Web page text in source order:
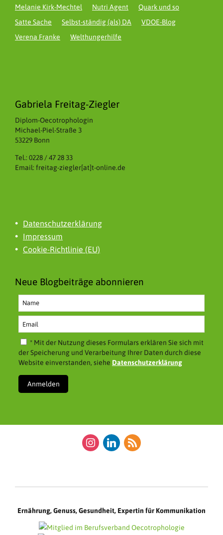
Melanie Kirk-Mechtel
Nutri Agent
Quark und so
Satte Sache
Selbst-ständig (als) DA
VDOE-Blog
Verena Franke
Welthungerhilfe
Gabriela Freitag-Ziegler
Diplom-Oecotrophologin
Michael-Piel-Straße 3
53229 Bonn
Tel.: 0228 / 47 28 33
Email: freitag-ziegler[at]t-online.de
Datenschutzerklärung
Impressum
Cookie-Richtlinie (EU)
Neue Blogbeiträge abonnieren
* Mit der Nutzung dieses Formulars erklären Sie sich mit
der Speicherung und Verarbeitung Ihrer Daten durch diese
Website einverstanden, siehe Datenschutzerklärung
instagramlinkedinrss
Ernährung, Genuss, Gesundheit, Expertin für Kommunikation